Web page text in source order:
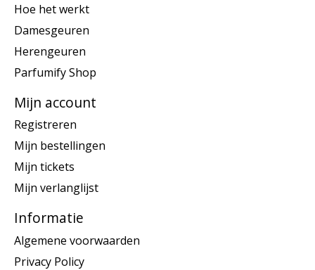
Hoe het werkt
Damesgeuren
Herengeuren
Parfumify Shop
Mijn account
Registreren
Mijn bestellingen
Mijn tickets
Mijn verlanglijst
Informatie
Algemene voorwaarden
Privacy Policy